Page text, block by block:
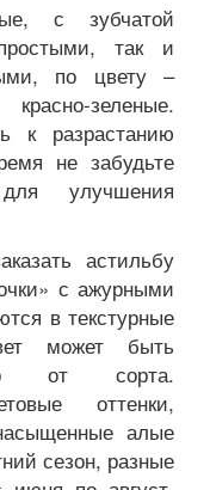
с зубчатой
так и
по цвету –
зеленые.
к разрастанию
не забудьте
улучшения
астильбу
с ажурными
в текстурные
может быть
от сорта.
оттенки,
алые
сезон, разные